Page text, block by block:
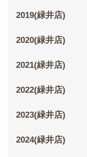
2019(緑井店)
2020(緑井店)
2021(緑井店)
2022(緑井店)
2023(緑井店)
2024(緑井店)